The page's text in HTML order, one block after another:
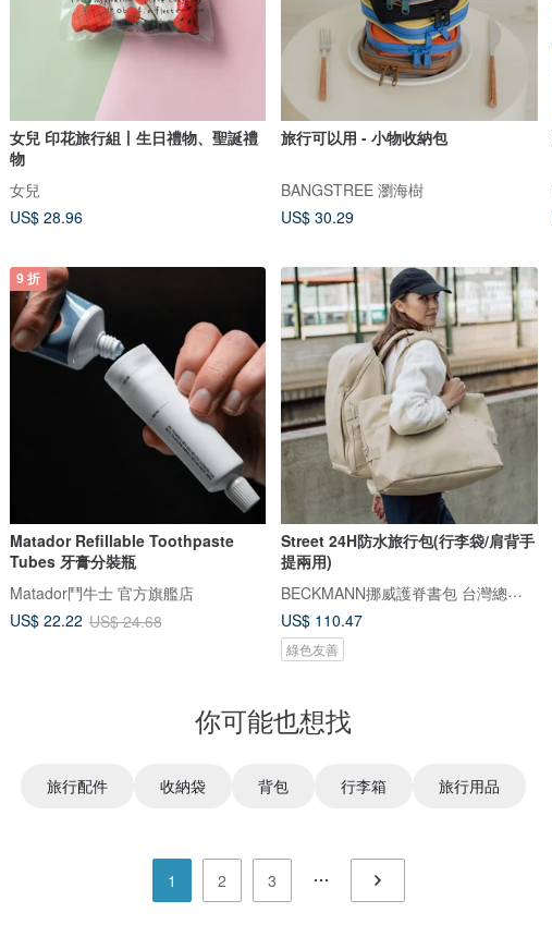
女兒 印花旅行組丨生日禮物、聖誕禮
物
女兒
US$ 28.96
旅行可以用 - 小物收納包
BANGSTREE 瀏海樹
US$ 30.29
9 折
Matador Refillable Toothpaste
Tubes 牙膏分裝瓶
Matador鬥牛士 官方旗艦店
US$ 22.22 US$ 24.68
Street 24H防水旅行包(行李袋/肩背手
提兩用)
BECKMANN挪威護脊書包 台灣總代理
US$ 110.47
綠色友善
你可能也想找
旅行配件 收納袋 背包 行李箱 旅行用品
1 2 3